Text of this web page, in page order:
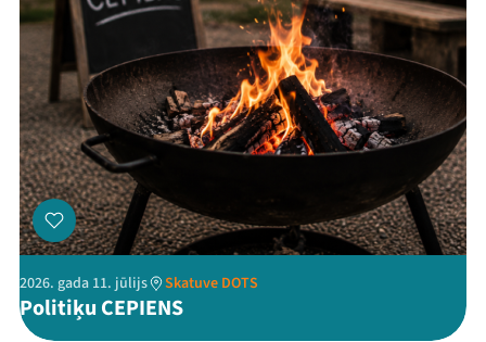
ThreadsFacebookYoutube
X Instagram
Flick TikTok
2026. gada 11. jūlijs Skatuve DOTS
Politiķu CEPIENS